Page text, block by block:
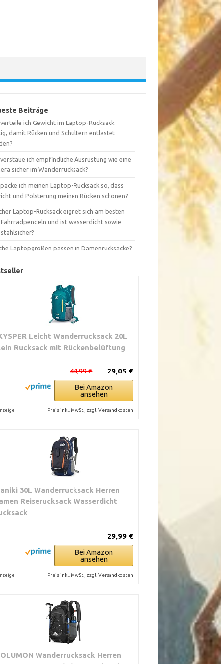
Beiträge
ich Gewicht im Laptop-Rucksack
damit Rücken und Schultern entlastet
ich empfindliche Ausrüstung wie eine
sicher im Wanderrucksack?
ich meinen Laptop-Rucksack so, dass
und Polsterung meinen Rücken schonen?
Laptop-Rucksack eignet sich am besten
und ist wasserdicht sowie
Laptopgrößen passen in Damenrucksäcke?
Leicht Wanderrucksack 20L
Rucksack mit Rückenbelüftung
29,05 €
44,99 €
Bei Amazon
ansehen
Preis inkl. MwSt., zzgl. Versandkosten
30L Wanderrucksack Herren
Reiserucksack Wasserdicht
29,99 €
Bei Amazon
ansehen
Preis inkl. MwSt., zzgl. Versandkosten
Wanderrucksack Herren